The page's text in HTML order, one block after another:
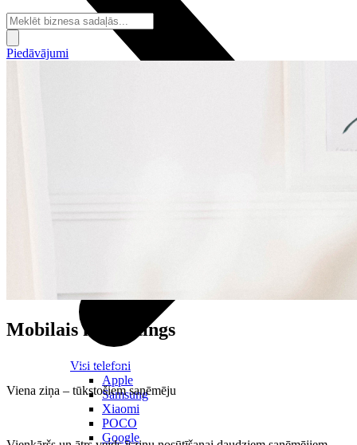
Visi telefoni
Apple
Samsung
Xiaomi
POCO
Google
Piedāvājumi
Mobilais mārketings
Viena ziņa – tūkstošiem saņēmēju